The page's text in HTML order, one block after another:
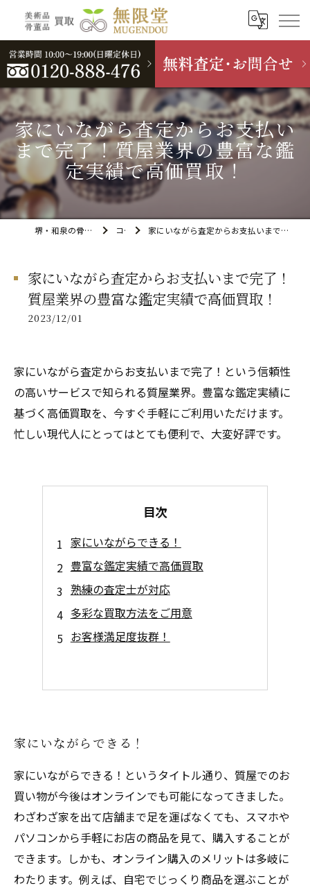
家にいながら査定からお支払い
まで完了！質屋業界の豊富な鑑
定実績で高価買取！
堺・和泉の骨董品買取なら無限堂 コラム 家にいながら査定からお支払いまで完了！質屋業界の豊富な鑑定実績で高価買取！
家にいながら査定からお支払いまで完了！
質屋業界の豊富な鑑定実績で高価買取！
2023/12/01
家にいながら査定からお支払いまで完了！という信頼性
の高いサービスで知られる質屋業界。豊富な鑑定実績に
基づく高価買取を、今すぐ手軽にご利用いただけます。
忙しい現代人にとってはとても便利で、大変好評です。
目次
家にいながらできる！
豊富な鑑定実績で高価買取
熟練の査定士が対応
多彩な買取方法をご用意
お客様満足度抜群！
家にいながらできる！
家にいながらできる！というタイトル通り、質屋でのお
買い物が今後はオンラインでも可能になってきました。
わざわざ家を出て店舗まで足を運ばなくても、スマホや
パソコンから手軽にお店の商品を見て、購入することが
できます。しかも、オンライン購入のメリットは多岐に
わたります。例えば、自宅でじっくり商品を選ぶことが